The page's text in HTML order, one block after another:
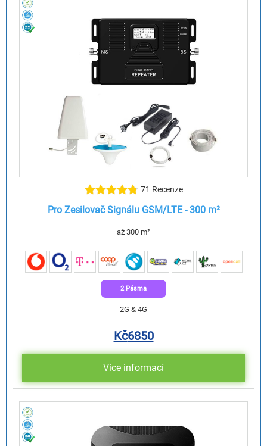
71 Recenze
Pro Zesilovač Signálu GSM/LTE - 300 m²
až 300 m²
2 Pásma
2G & 4G
Kč6850
Více informací